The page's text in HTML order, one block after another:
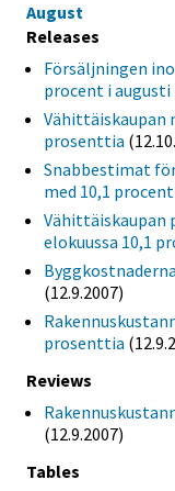
August
Releases
Försäljningen
procent i augusti
Vähittäiskaupan
prosenttia
Snabbestimat
med 10,1
Vähittäiskaupan
elokuussa 10,1
(12.9.2007)
prosenttia
Reviews
(12.9.2007)
Tables